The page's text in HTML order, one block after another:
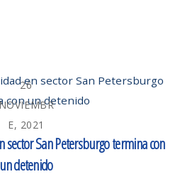
26
E, 2021
sector San Petersburgo termina con
un detenido